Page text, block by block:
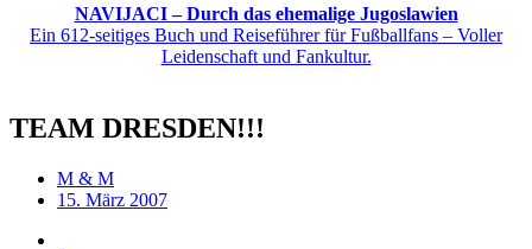
NAVIJACI – Durch das ehemalige Jugoslawien
Ein 612-seitiges Buch und Reiseführer für Fußballfans – Voller
Leidenschaft und Fankultur.
TEAM DRESDEN!!!
M & M
15. März 2007